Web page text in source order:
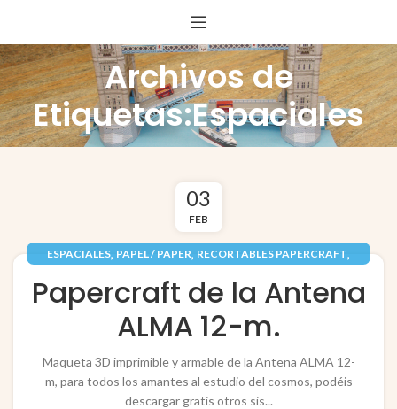
Archivos de
Etiquetas:Espaciales
03
FEB
ESPACIALES, PAPEL / PAPER, RECORTABLES PAPERCRAFT,
Papercraft de la Antena
ALMA 12-m.
Maqueta 3D imprimible y armable de la Antena ALMA 12-
m, para todos los amantes al estudio del cosmos, podéis
descargar gratis otros sis...